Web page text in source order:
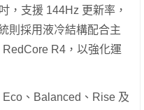
，支援 144Hz 更新率，
則採用液冷結構配合主
R4，以強化運
、Balanced、Rise 及